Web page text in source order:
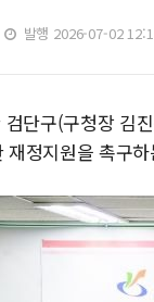
발행 2026-07-02
단구(구청장 김
재정지원을 촉구